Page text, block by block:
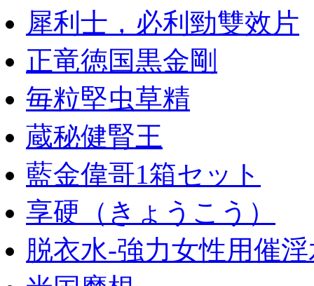
犀利士，必利勁雙效片
正竜徳国黒金剛
毎粒堅虫草精
蔵秘健腎王
藍金偉哥1箱セット
享硬（きょうこう）
脱衣水-強力女性用催